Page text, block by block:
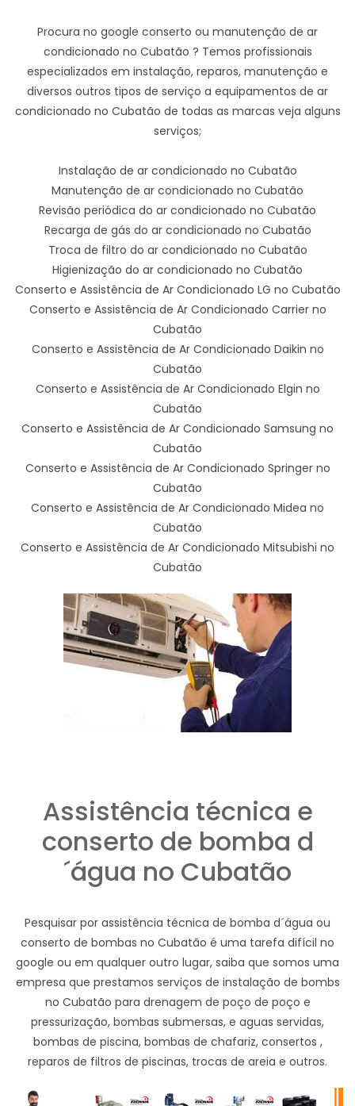
Procura no google conserto ou manutenção de ar
condicionado no Cubatão ? Temos profissionais
especializados em instalação, reparos, manutenção e
diversos outros tipos de serviço a equipamentos de ar
condicionado no Cubatão de todas as marcas veja alguns
serviços;
Instalação de ar condicionado no Cubatão
Manutenção de ar condicionado no Cubatão
Revisão periódica do ar condicionado no Cubatão
Recarga de gás do ar condicionado no Cubatão
Troca de filtro do ar condicionado no Cubatão
Higienização do ar condicionado no Cubatão
Conserto e Assistência de Ar Condicionado LG no Cubatão
Conserto e Assistência de Ar Condicionado Carrier no
Cubatão
Conserto e Assistência de Ar Condicionado Daikin no
Cubatão
Conserto e Assistência de Ar Condicionado Elgin no
Cubatão
Conserto e Assistência de Ar Condicionado Samsung no
Cubatão
Conserto e Assistência de Ar Condicionado Springer no
Cubatão
Conserto e Assistência de Ar Condicionado Midea no
Cubatão
Conserto e Assistência de Ar Condicionado Mitsubishi no
Cubatão
Assistência técnica e
conserto de bomba d
´água no Cubatão
Pesquisar por assistência técnica de bomba d´água ou
conserto de bombas no Cubatão é uma tarefa difícil no
google ou em qualquer outro lugar, saiba que somos uma
empresa que prestamos serviços de instalação de bombs
no Cubatão para drenagem de poço de poço e
pressurização, bombas submersas, e aguas servidas,
bombas de piscina, bombas de chafariz, consertos ,
reparos de filtros de piscinas, trocas de areia e outros.